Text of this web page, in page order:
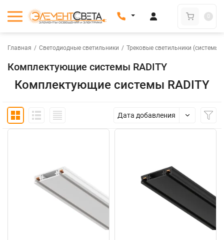
0
Главная / Светодиодные светильники / Трековые светильники (системы)
Комплектующие системы RADITY
Комплектующие системы RADITY
Дата добавления